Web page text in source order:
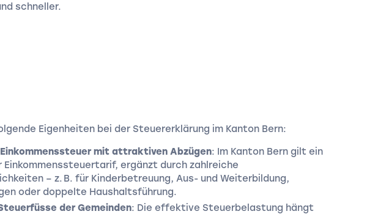
schneller.
Eigenheiten bei der Steuererklärung im Kanton Bern:
mit attraktiven Abzügen: Im Kanton Bern gilt ein
Einkommenssteuertarif, ergänzt durch zahlreiche
– z. B. für Kinderbetreuung, Aus- und Weiterbildung,
oder doppelte Haushaltsführung.
der Gemeinden: Die effektive Steuerbelastung hängt